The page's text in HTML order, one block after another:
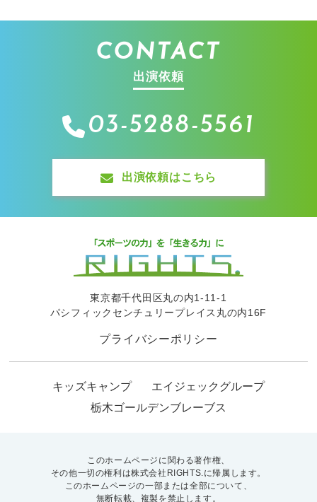
CONTACT
出演依頼
03-5288-5561
出演依頼はこちら
東京都千代田区丸の内1-11-1
パシフィックセンチュリープレイス丸の内16F
プライバシーポリシー
キッズキャンプ
エイジェックグループ
栃木ゴールデンブレーブス
このホームページに関わる著作権、
その他一切の権利は株式会社RIGHTS.に帰属します。
このホームページの一部または全部について、
無断転載、複製を禁止します。